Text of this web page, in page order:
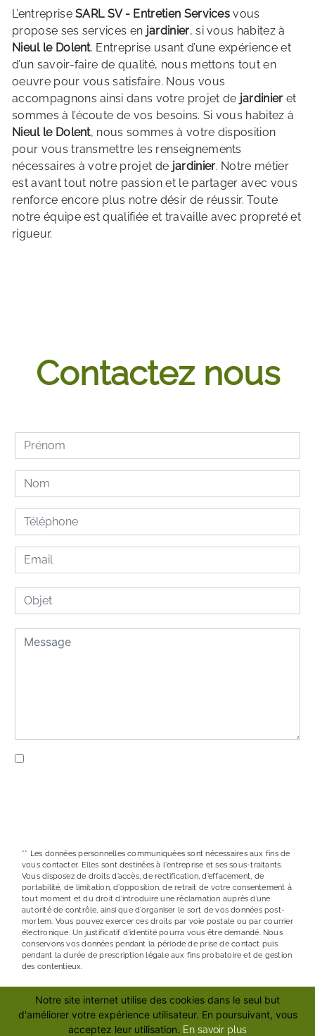
L’entrepriseSARL SV - Entretien Services vous
propose ses services en jardinier, si vous habitez à
Nieul le Dolent. Entreprise usant d’une expérience et
d’un savoir-faire de qualité, nous mettons tout en
oeuvre pour vous satisfaire. Nous vous
accompagnons ainsi dans votre projet de jardinier et
sommes à l’écoute de vos besoins. Si vous habitez à
Nieul le Dolent, nous sommes à votre disposition
pour vous transmettre les renseignements
nécessaires à votre projet de jardinier. Notre métier
est avant tout notre passion et le partager avec vous
renforce encore plus notre désir de réussir. Toute
notre équipe est qualifiée et travaille avec propreté et
rigueur.
Contactez nous
** Les données personnelles communiquées sont nécessaires aux fins de
vous contacter. Elles sont destinées à l'entreprise et ses sous-traitants.
Vous disposez de droits d’accès, de rectification, d’effacement, de
portabilité, de limitation, d’opposition, de retrait de votre consentement à
tout moment et du droit d’introduire une réclamation auprès d’une
autorité de contrôle, ainsi que d’organiser le sort de vos données post-
mortem. Vous pouvez exercer ces droits par voie postale ou par courrier
électronique. Un justificatif d'identité pourra vous être demandé. Nous
conservons vos données pendant la période de prise de contact puis
pendant la durée de prescription légale aux fins probatoire et de gestion
des contentieux.
RECHERCHES FRÉQUENTES
Notre site internet utilise des cookies dans le seul but
d'améliorer votre expérience utilisateur. En poursuivant, vous
acceptez leur utilisation. En savoir plus